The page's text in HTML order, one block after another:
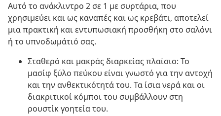
Αυτό το ανάκλιντρο 2 σε 1 με συρτάρια, που
χρησιμεύει και ως καναπές και ως κρεβάτι, αποτελεί
μια πρακτική και εντυπωσιακή προσθήκη στο σαλόνι
ή το υπνοδωμάτιό σας.
Σταθερό και μακράς διαρκείας πλαίσιο: Το
μασίφ ξύλο πεύκου είναι γνωστό για την αντοχή
και την ανθεκτικότητά του. Τα ίσια νερά και οι
διακριτικοί κόμποι του συμβάλλουν στη
ρουστίκ γοητεία του.